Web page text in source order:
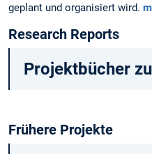
geplant und organisiert wird.
Research Reports
Projektbücher
Frühere Projekte